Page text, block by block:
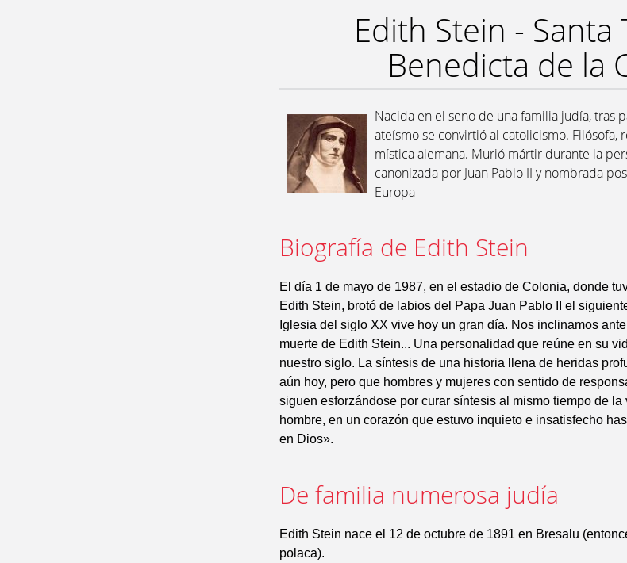
Edith Stein - Santa
Benedicta de la
Nacida en el seno de una familia judía, tras
ateísmo se convirtió al catolicismo. Filósofa,
mística alemana. Murió mártir durante la
canonizada por Juan Pablo II y nombrada
Europa
Biografía de Edith Stein
El día 1 de mayo de 1987, en el estadio de Colonia, donde
Edith Stein, brotó de labios del Papa Juan Pablo II el
Iglesia del siglo XX vive hoy un gran día. Nos inclinamos
muerte de Edith Stein... Una personalidad que reúne en su
nuestro siglo. La síntesis de una historia llena de heridas
aún hoy, pero que hombres y mujeres con sentido de
siguen esforzándose por curar síntesis al mismo tiempo de la
hombre, en un corazón que estuvo inquieto e insatisfecho
en Dios».
De familia numerosa judía
Edith Stein nace el 12 de octubre de 1891 en Bresalu
polaca).